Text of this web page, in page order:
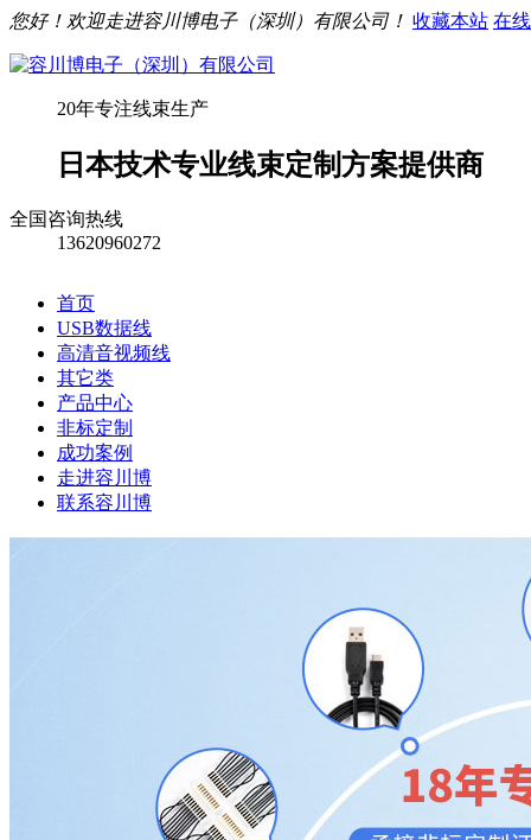
您好！欢迎走进容川博电子（深圳）有限公司！ 收藏本站 在
20年专注线束生产
日本技术专业线束定制方案提供商
全国咨询热线
13620960272
首页
USB数据线
高清音视频线
其它类
产品中心
非标定制
成功案例
走进容川博
联系容川博